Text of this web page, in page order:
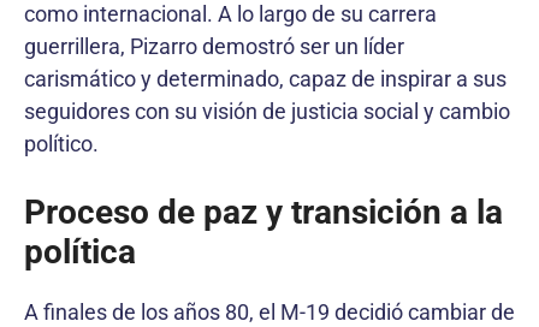
como internacional. A lo largo de su carrera
guerrillera, Pizarro demostró ser un líder
carismático y determinado, capaz de inspirar a sus
seguidores con su visión de justicia social y cambio
político.
Proceso de paz y transición a la
política
A finales de los años 80, el M-19 decidió cambiar de